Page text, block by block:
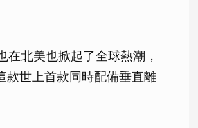
北美也掀起了全球熱潮，
款世上首款同時配備垂直離